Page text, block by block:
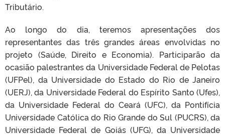
Tributário.
Ao longo do dia, teremos apresentações dos
representantes das três grandes áreas envolvidas no
projeto (Saúde, Direito e Economia). Participarão da
ocasião palestrantes da Universidade Federal de Pelotas
(UFPel), da Universidade do Estado do Rio de Janeiro
(UERJ), da Universidade Federal do Espírito Santo (Ufes),
da Universidade Federal do Ceará (UFC), da Pontifícia
Universidade Católica do Rio Grande do Sul (PUCRS), da
Universidade Federal de Goiás (UFG), da Universidade